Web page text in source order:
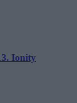
Ionity